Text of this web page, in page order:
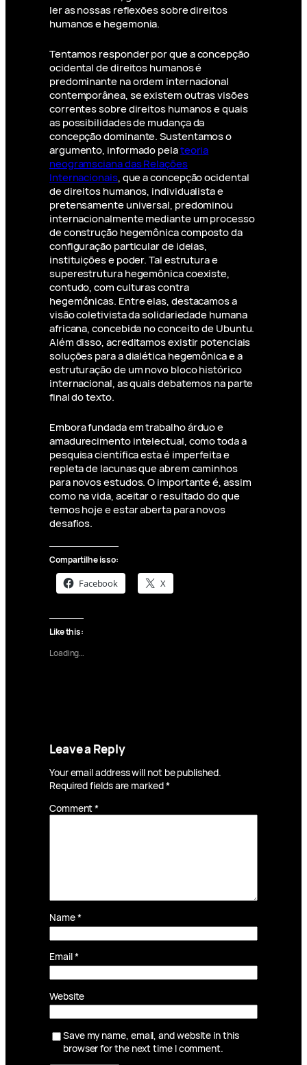
ler as nossas reflexões sobre direitos
humanos e hegemonia.
Tentamos responder por que a concepção
ocidental de direitos humanos é
predominante na ordem internacional
contemporânea, se existem outras visões
correntes sobre direitos humanos e quais
as possibilidades de mudança da
concepção dominante. Sustentamos o
argumento, informado pelateoria
neogramsciana das Relações
Internacionais, que a concepção ocidental
de direitos humanos, individualista e
pretensamente universal, predominou
internacionalmente mediante um processo
de construção hegemônica composto da
configuração particular de ideias,
instituições e poder. Tal estrutura e
superestrutura hegemônica coexiste,
contudo, com culturas contra
hegemônicas. Entre elas, destacamos a
visão coletivista da solidariedade humana
africana, concebida no conceito de Ubuntu.
Além disso, acreditamos existir potenciais
soluções para a dialética hegemônica e a
estruturação de um novo bloco histórico
internacional, as quais debatemos na parte
final do texto.
Embora fundada em trabalho árduo e
amadurecimento intelectual, como toda a
pesquisa científica esta é imperfeita e
repleta de lacunas que abrem caminhos
para novos estudos. O importante é, assim
como na vida, aceitar o resultado do que
temos hoje e estar aberta para novos
desafios.
Compartilhe isso:
Facebook X
Like this:
Loading…
Leave a Reply
Your email address will not be published.
Required fields are marked*
Comment*
Name*
Email*
Website
Save my name, email, and website in this
browser for the next time I comment.